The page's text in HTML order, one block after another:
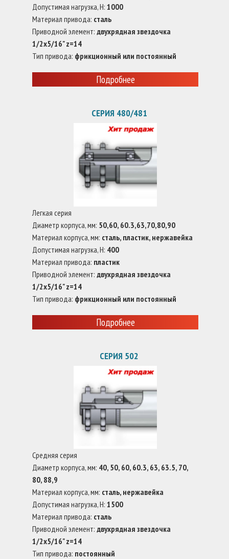
Допустимая нагрузка, Н: 1000
Материал привода: сталь
Приводной элемент: двухрядная звездочка
1/2x5/16" z=14
Тип привода: фрикционный или постоянный
Подробнее
СЕРИЯ 480/481
Легкая серия
Диаметр корпуса, мм: 50,60, 60.3,63,70,80,90
Материал корпуса, мм: сталь, пластик, нержавейка
Допустимая нагрузка, Н: 400
Материал привода: пластик
Приводной элемент: двухрядная звездочка
1/2x5/16" z=14
Тип привода: фрикционный или постоянный
Подробнее
СЕРИЯ 502
Средняя серия
Диаметр корпуса, мм: 40, 50, 60, 60.3, 63, 63.5, 70,
80, 88,9
Материал корпуса, мм: сталь, нержавейка
Допустимая нагрузка, Н: 1500
Материал привода: сталь
Приводной элемент: двухрядная звездочка
1/2x5/16" z=14
Тип привода: постоянный